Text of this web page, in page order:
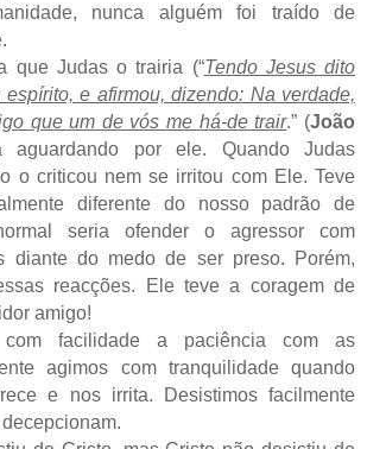
nunca alguém foi traído de
que Judas o trairia (“Tendo Jesus dito
e afirmou, dizendo: Na verdade,
que um de vós me há-de trair.” (João
por ele. Quando Judas
o criticou nem se irritou com Ele. Teve
diferente do nosso padrão de
seria ofender o agressor com
diante do medo de ser preso. Porém,
reacções. Ele teve a coragem de
amigo!
com facilidade a paciência com as
agimos com tranquilidade quando
e nos irrita. Desistimos facilmente